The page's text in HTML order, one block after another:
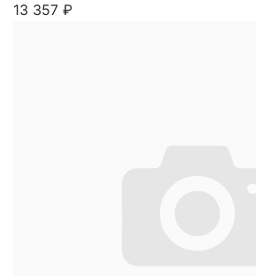
13 357 ₽